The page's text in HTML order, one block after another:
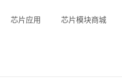
芯片应用 芯片模块商城